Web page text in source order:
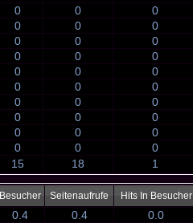
0 0 0
0 0 0
0 0 0
0 0 0
0 0 0
0 0 0
0 0 0
0 0 0
0 0 0
0 0 0
15 18 1
Besucher Seitenaufrufe Hits In Besucher
0.4 0.4 0.0